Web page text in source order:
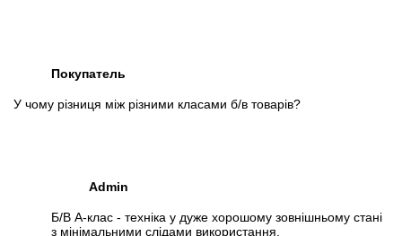
Покупатель
У чому різниця між різними класами б/в товарів?
Admin
Б/В А-клас - техніка у дуже хорошому зовнішньому стані
з мінімальними слідами використання.